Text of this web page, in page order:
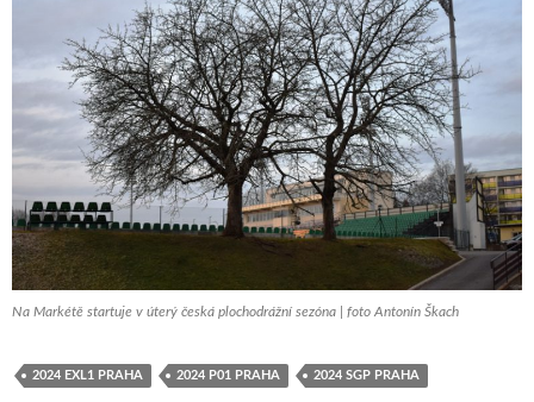
Na Markétě startuje v úterý česká plochodrážní sezóna | foto Antonín Škach
2024 EXL1 PRAHA 2024 P01 PRAHA 2024 SGP PRAHA